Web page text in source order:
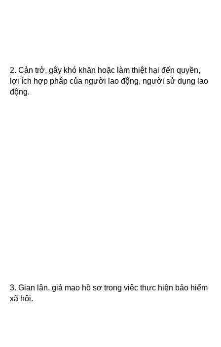
2. Cản trở, gây khó khăn hoặc làm thiệt hại đến quyền,
lợi ích hợp pháp của người lao động, người sử dụng lao
động.
3. Gian lận, giả mạo hồ sơ trong việc thực hiện bảo hiểm
xã hội.